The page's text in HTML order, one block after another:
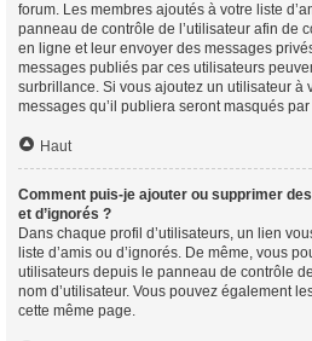
forum. Les membres ajoutés à votre liste
panneau de contrôle de l’utilisateur afin de
en ligne et leur envoyer des messages
messages publiés par ces utilisateurs
surbrillance. Si vous ajoutez un utilisateur à
messages qu’il publiera seront masqués
Haut
Comment puis-je ajouter ou supprimer
et d’ignorés ?
Dans chaque profil d’utilisateurs, un lien
liste d’amis ou d’ignorés. De même, vous
utilisateurs depuis le panneau de contrôle
nom d’utilisateur. Vous pouvez également
cette même page.